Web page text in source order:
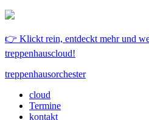
👉 Klickt rein, entdeckt mehr und
treppenhauscloud!
treppenhausorchester
cloud
Termine
kontakt